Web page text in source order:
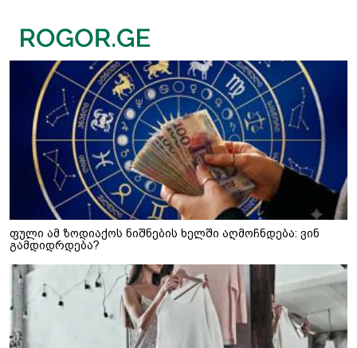
ფული ამ ზოდიაქოს ნიშნების ხელში აღმოჩნდება: ვინ
გამდიდრდება?